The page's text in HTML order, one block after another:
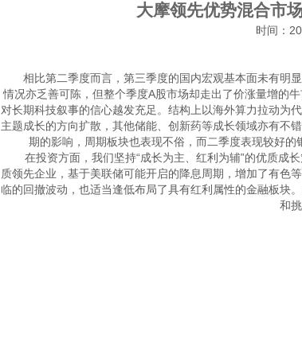
大摩领先优势混合市
时间：
相比第二季度而言，第三季度的国内宏观基本面未有明
情况亦乏善可陈，但整个季度A股市场却走出了价涨量增的
对长期科技叙事的信心越发充足。结构上以海外算力拉动为
主题成长的方向扩散，其他储能、创新药等成长领域亦有不
期的影响，周期板块也表现不俗，而二季度表现较好的
在投资方面，我们坚持“成长为主、红利为辅”的优质成
质领先企业，基于美联储可能开启的降息周期，增加了有色
临的回撤波动，也适当逢低布局了具有红利属性的金融板块
和挑